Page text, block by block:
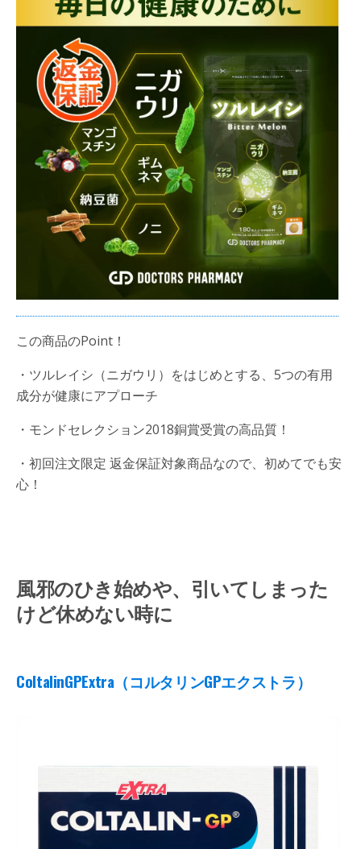
この商品のPoint！
・ツルレイシ（ニガウリ）をはじめとする、5つの有用
成分が健康にアプローチ
・モンドセレクション2018銅賞受賞の高品質！
・初回注文限定 返金保証対象商品なので、初めてでも安
心！
風邪のひき始めや、引いてしまった
けど休めない時に
ColtalinGPExtra （コルタリンGPエクストラ）